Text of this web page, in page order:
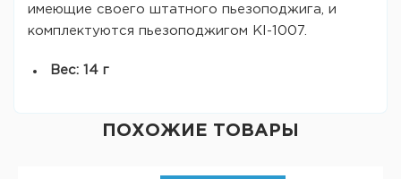
имеющие своего штатного пьезоподжига, и
комплектуются пьезоподжигом KI-1007.
Вес: 14 г
ПОХОЖИЕ ТОВАРЫ